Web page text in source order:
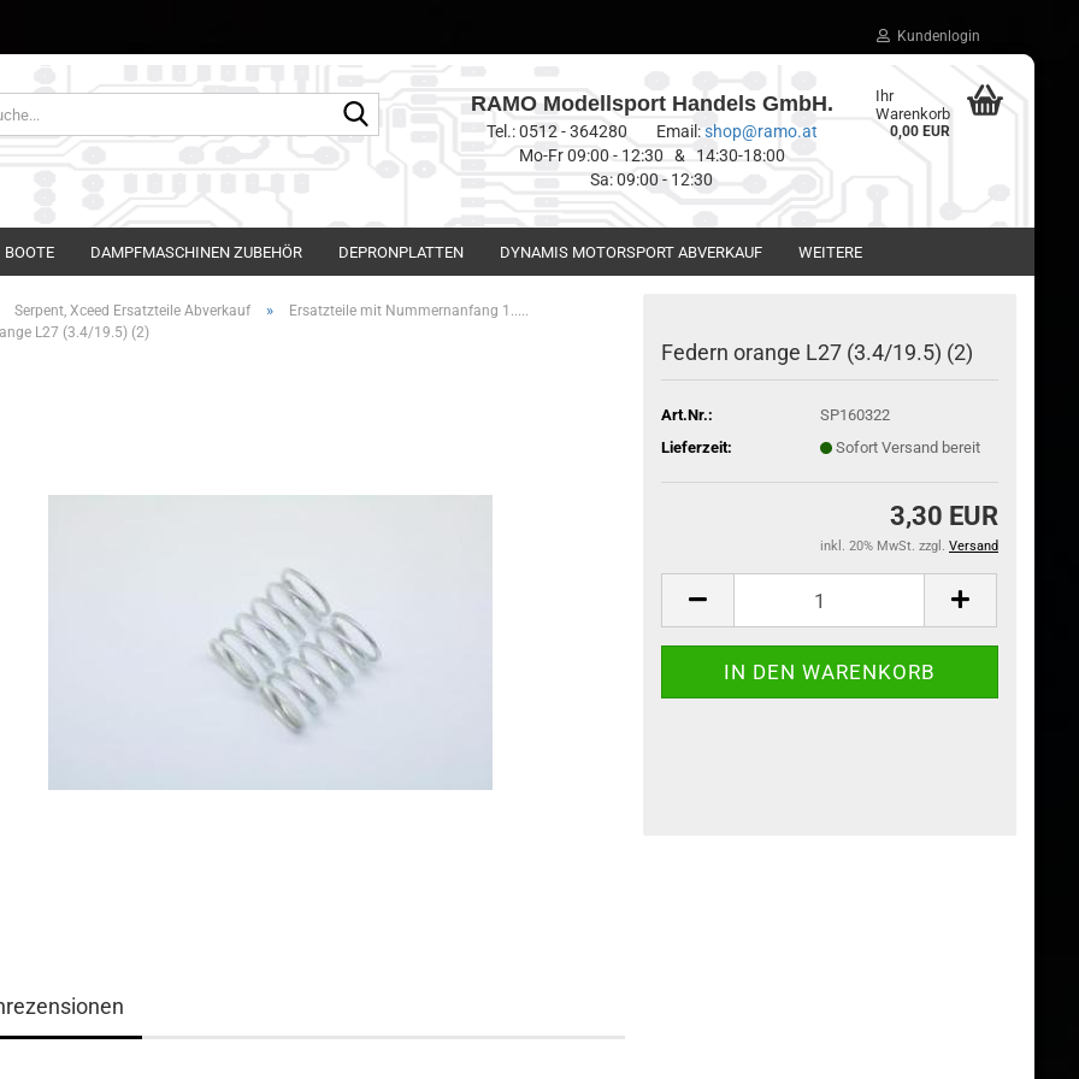
Kundenlogin
RAMO Modellsport Handels GmbH.
Tel.: 0512 - 364280 Email:shop@ramo.at
Mo-Fr 09:00 - 12:30 & 14:30-18:00
Sa: 09:00 - 12:30
Ihr
Warenkorb
0,00 EUR
BOOTE DAMPFMASCHINEN ZUBEHÖR DEPRONPLATTEN DYNAMIS MOTORSPORT ABVERKAUF WEITERE
Serpent, Xceed Ersatzteile Abverkauf »
Ersatzteile mit Nummernanfang 1.....
L27 (3.4/19.5) (2)
Federn orange L27 (3.4/19.5) (2)
Art.Nr.:
SP160322
Lieferzeit:
Sofort Versand bereit
3,30 EUR
inkl. 20% MwSt. zzgl. Versand